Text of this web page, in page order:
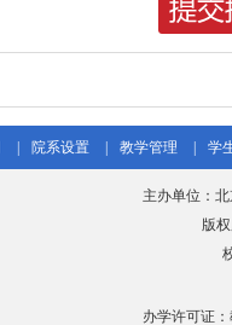
院系设置 教学管理 学
主办单位：
版
办学许可证：